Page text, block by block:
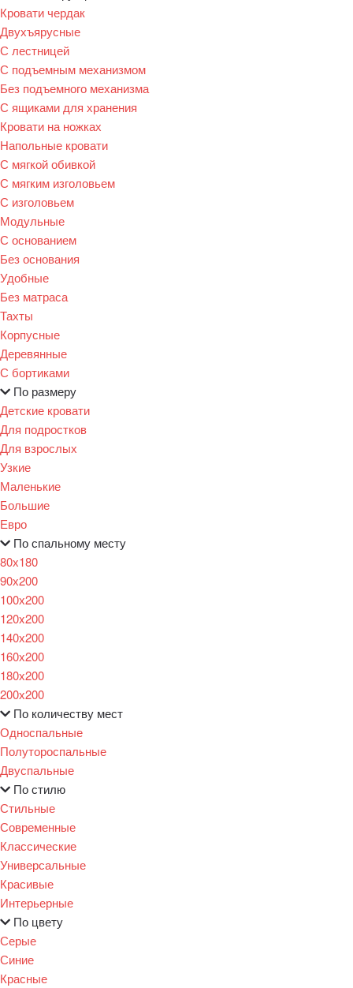
Кровати чердак
Двухъярусные
С лестницей
С подъемным механизмом
Без подъемного механизма
С ящиками для хранения
Кровати на ножках
Напольные кровати
С мягкой обивкой
С мягким изголовьем
С изголовьем
Модульные
С основанием
Без основания
Удобные
Без матраса
Тахты
Корпусные
Деревянные
С бортиками
По размеру
Детские кровати
Для подростков
Для взрослых
Узкие
Маленькие
Большие
Евро
По спальному месту
80х180
90х200
100х200
120x200
140х200
160х200
180х200
200х200
По количеству мест
Односпальные
Полутороспальные
Двуспальные
По стилю
Стильные
Современные
Классические
Универсальные
Красивые
Интерьерные
По цвету
Серые
Синие
Красные